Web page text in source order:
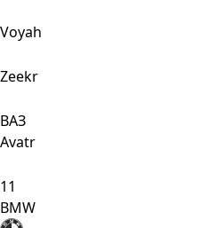
Voyah
Zeekr
ВАЗ
Avatr
11
BMW